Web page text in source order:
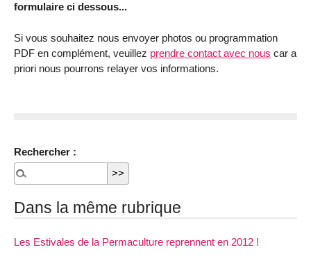
formulaire ci dessous...
Si vous souhaitez nous envoyer photos ou programmation
PDF en complément, veuillez prendre contact avec nous car a
priori nous pourrons relayer vos informations.
Rechercher :
Dans la même rubrique
Les Estivales de la Permaculture reprennent en 2012 !